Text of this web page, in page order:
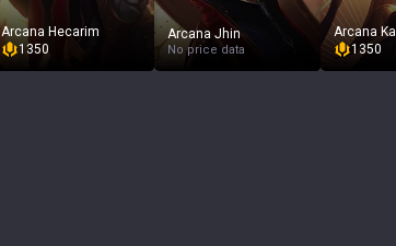
Arcana Hecarim
1350
Arcana Jhin
No price data
Arcana
1350